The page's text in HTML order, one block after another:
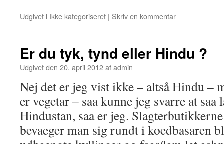
Udgivet i Ikke kategoriseret | Skriv en kommentar
Er du tyk, tynd eller Hindu ?
Udgivet den 20. april 2012afadmin
Nej det er jeg vist ikke – altså Hindu –
er vegetar – saa kunne jeg svarre at saa
Hindustan, saa er jeg.
bevaeger man sig rundt i koedbasaren